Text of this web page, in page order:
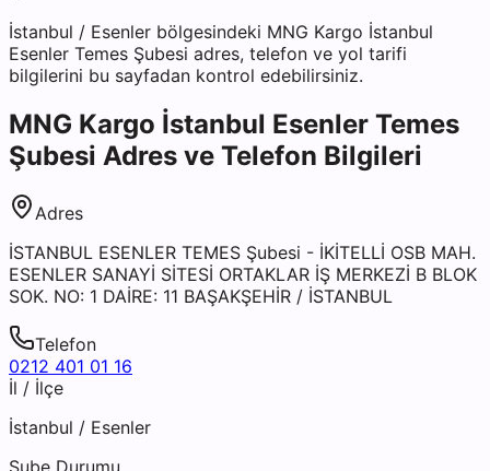
İstanbul / Esenler bölgesindeki MNG Kargo İstanbul
Esenler Temes Şubesi adres, telefon ve yol tarifi
bilgilerini bu sayfadan kontrol edebilirsiniz.
MNG Kargo İstanbul Esenler Temes
Şubesi Adres ve Telefon Bilgileri
Adres
İSTANBUL ESENLER TEMES Şubesi - İKİTELLİ OSB MAH.
ESENLER SANAYİ SİTESİ ORTAKLAR İŞ MERKEZİ B BLOK
SOK. NO: 1 DAİRE: 11 BAŞAKŞEHİR / İSTANBUL
Telefon
0212 401 01 16
İl / İlçe
İstanbul / Esenler
Şube Durumu